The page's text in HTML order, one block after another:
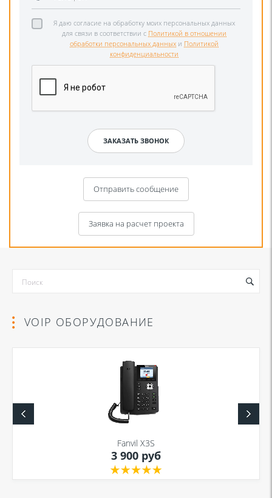
Я даю согласие на обработку моих персональных данных
для связи в соответствии с Политикой в отношении
обработки персональных данных и Политикой
конфиденциальности
Отправить сообщение
Я даю согласие на обработку моих персональных данных для связи
Политикой в отношении обработки персональных
Политикой конфиденциальности
Заявка на расчет проекта
Я даю согласие на обработку моих персональных данных для связи
Политикой в отношении обработки персональных
VOIP ОБОРУДОВАНИЕ
Fanvil X3S
3 900 руб